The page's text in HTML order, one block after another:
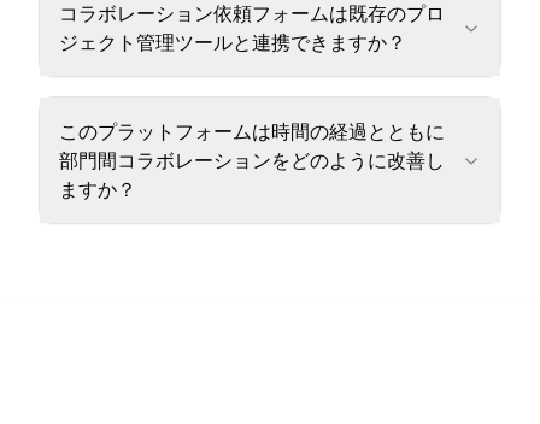
コラボレーション依頼フォームは既存のプロ
ジェクト管理ツールと連携できますか？
このプラットフォームは時間の経過とともに
部門間コラボレーションをどのように改善し
ますか？